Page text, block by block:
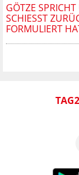
GÖTZE
SCHIESST
ORMULIERT